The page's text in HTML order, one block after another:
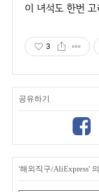
이 녀석도 한번
3
공유하기
'해외직구/AliExpress'